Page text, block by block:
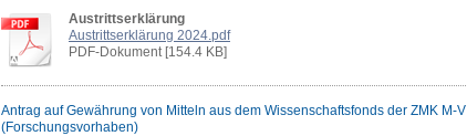
Austrittserklärung
Austrittserklärung 2024.pdf
PDF-Dokument [154.4 KB]
Antrag auf Gewährung von Mitteln aus dem Wissenschaftsfonds der ZMK M-V
(Forschungsvorhaben)